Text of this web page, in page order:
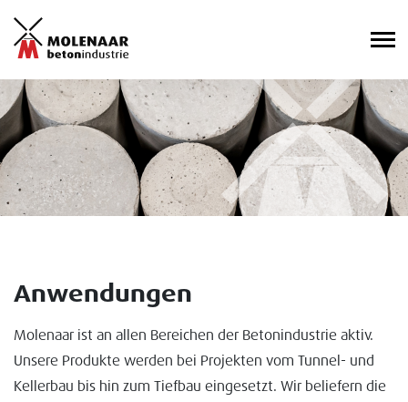
Anwendungen
Molenaar ist an allen Bereichen der Betonindustrie aktiv.
Unsere Produkte werden bei Projekten vom Tunnel- und
Kellerbau bis hin zum Tiefbau eingesetzt. Wir beliefern die